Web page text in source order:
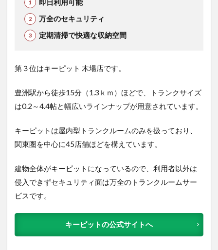
万全のセキュリティ
定期清掃で快適な収納空間
第３位はキーピット 木場店です。
豊洲駅から徒歩15分（1.3ｋｍ）ほどで、トランクサイズ
は0.2～4.4帖と幅広いラインナップが用意されています。
キーピットは屋内型トランクルームのみを扱っており、
関東圏を中心に45店舗ほどを構えています。
建物全体がキーピットになっているので、利用者以外は
侵入できずセキュリティ面は万全のトランクルームサー
ビスです。
キーピットの公式サイトへ